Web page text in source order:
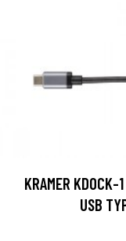
KRAMER KDOCK-
USB